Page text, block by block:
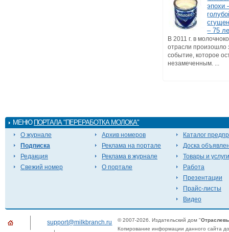
эпохи
– 75
В 2011 г. в
отрасли произошло
событие, которое
незамеченным. ...
МЕНЮ ПОРТАЛА "ПЕРЕРАБОТКА МОЛОКА"
О журнале
Подписка
Редакция
Свежий номер
Архив номеров
Реклама на портале
Реклама в журнале
О портале
Каталог
Доска
Товары и услуги
Работа
Презентации
Прайс-листы
Видео
support@milkbranch.ru © 2007-2026. Издательский дом "
Копирование информации данного сайта